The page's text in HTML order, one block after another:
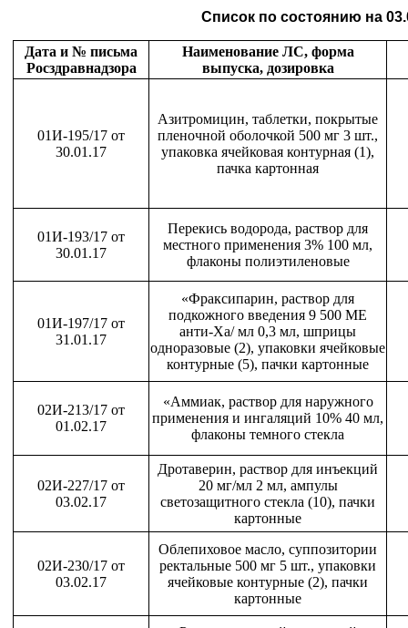
Список по состоянию на
Дата и № письма
Росздравнадзора
Наименование ЛС, форма
выпуска, дозировка
01И-195/17 от
30.01.17
Азитромицин, таблетки, покрытые
пленочной оболочкой 500 мг 3 шт.,
упаковка ячейковая контурная (1),
пачка картонная
01И-193/17 от
30.01.17
Перекись водорода, раствор для
местного применения 3% 100 мл,
флаконы полиэтиленовые
01И-197/17 от
31.01.17
«Фраксипарин, раствор для
подкожного введения 9 500 МЕ
анти-Ха/ мл 0,3 мл, шприцы
одноразовые (2), упаковки ячейковые
контурные (5), пачки картонные
02И-213/17 от
01.02.17
«Аммиак, раствор для наружного
применения и ингаляций 10% 40 мл,
флаконы темного стекла
02И-227/17 от
03.02.17
Дротаверин, раствор для инъекций
20 мг/мл 2 мл, ампулы
светозащитного стекла (10), пачки
картонные
02И-230/17 от
03.02.17
Облепиховое масло, суппозитории
ректальные 500 мг 5 шт., упаковки
ячейковые контурные (2), пачки
картонные